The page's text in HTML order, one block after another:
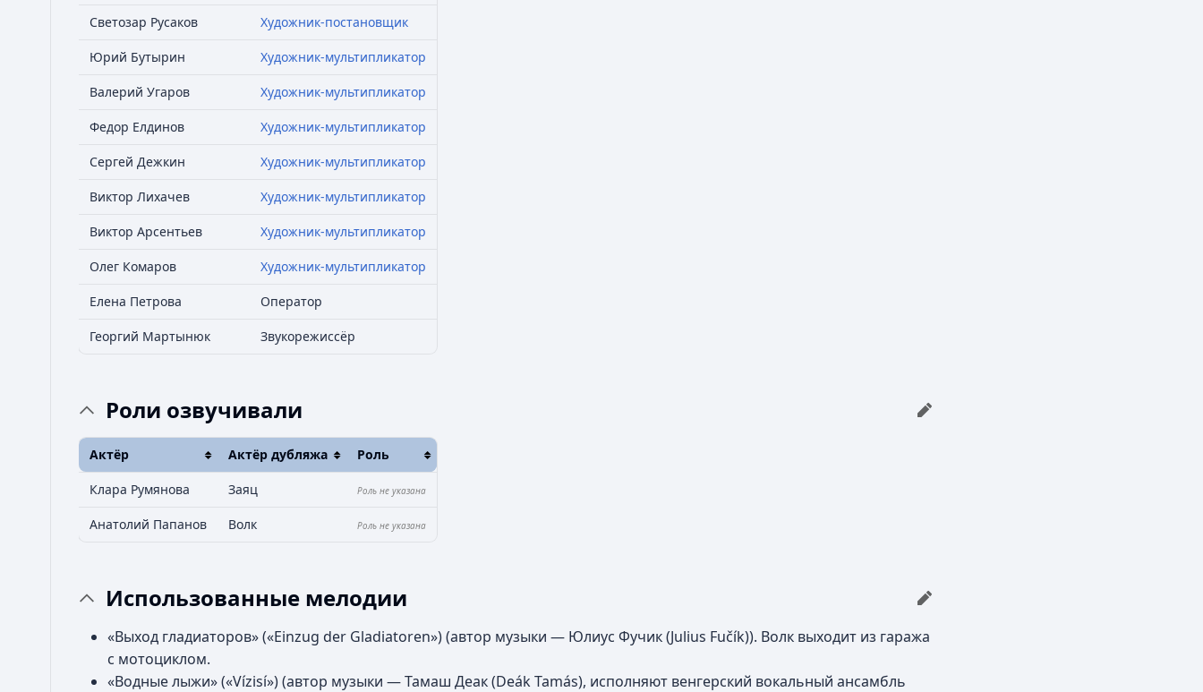
Светозар Русаков Художник-постановщик
Юрий Бутырин Художник-мультипликатор
Валерий Угаров Художник-мультипликатор
Федор Елдинов Художник-мультипликатор
Сергей Дежкин Художник-мультипликатор
Виктор Лихачев Художник-мультипликатор
Виктор Арсентьев Художник-мультипликатор
Олег Комаров Художник-мультипликатор
Елена Петрова Оператор
Георгий Мартынюк Звукорежиссёр
Роли озвучивали
Актёр Актёр дубляжа Роль
Клара Румянова Заяц Роль не указана
Анатолий Папанов Волк Роль не указана
Использованные мелодии
«Выход гладиаторов» («Einzug der Gladiatoren») (автор музыки — Юлиус Фучик (Julius Fučík)). Волк выходит из гаража
с мотоциклом.
«Водные лыжи» («Vízisí») (автор музыки — Тамаш Деак (Deák Tamás), исполняют венгерский вокальный ансамбль